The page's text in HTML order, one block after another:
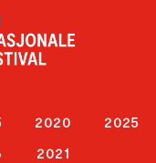
2020
2021
2025